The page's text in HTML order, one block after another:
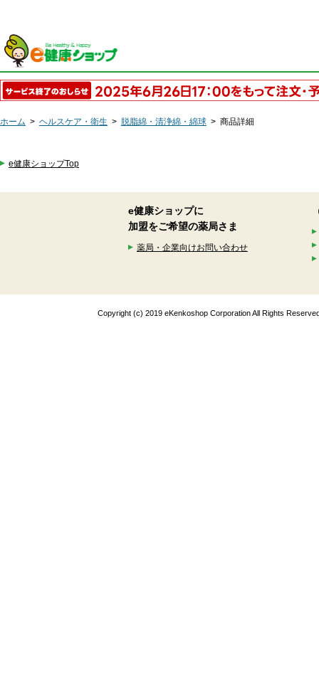
ホーム > ヘルスケア・衛生 > 脱脂綿・清浄綿・綿球 > 商品詳細
e健康ショップTop
e健康ショップに
加盟をご希望の薬局さま
薬局・企業向けお問い合わせ
Copyright (c) 2019 eKenkoshop Corporation All Rights